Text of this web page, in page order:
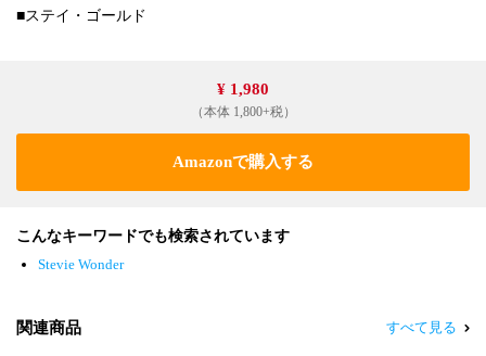
■ステイ・ゴールド
¥ 1,980
（本体 1,800+税）
Amazonで購入する
こんなキーワードでも検索されています
Stevie Wonder
関連商品 すべて見る